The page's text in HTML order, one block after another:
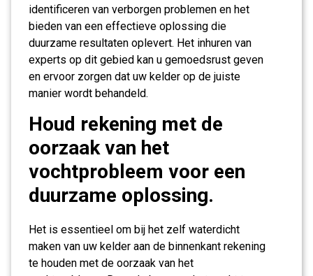
identificeren van verborgen problemen en het
bieden van een effectieve oplossing die
duurzame resultaten oplevert. Het inhuren van
experts op dit gebied kan u gemoedsrust geven
en ervoor zorgen dat uw kelder op de juiste
manier wordt behandeld.
Houd rekening met de
oorzaak van het
vochtprobleem voor een
duurzame oplossing.
Het is essentieel om bij het zelf waterdicht
maken van uw kelder aan de binnenkant rekening
te houden met de oorzaak van het